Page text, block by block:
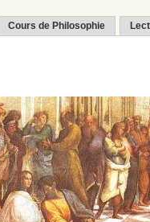
Cours de Philosophie